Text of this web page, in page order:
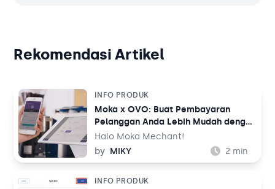
Rekomendasi Artikel
INFO PRODUK
Moka x OVO: Buat Pembayaran
Pelanggan Anda Lebih Mudah dengan
OVO
Halo Moka Mechant!
by MIKY 2 min
INFO PRODUK